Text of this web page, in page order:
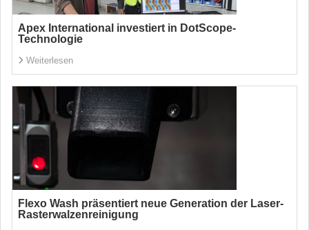
Apex International investiert in DotScope-
Technologie
Weiterlesen
Flexo Wash präsentiert neue Generation der Laser-
Rasterwalzenreinigung